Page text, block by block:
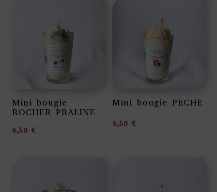
Mini bougie
ROCHER PRALINE
6,50 €
Mini bougie PECHE
6,50 €